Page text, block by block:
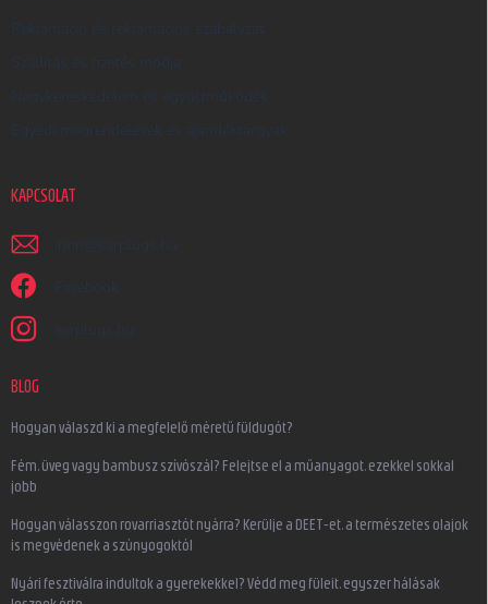
Reklamáció és reklamációs szabályzat
Szállítás és fizetés módja
Nagykereskedelem és együttműködés
Egyedi megrendelések és ajándéktárgyak
KAPCSOLAT
irjon @ earplugs.hu
Facebook
earplugs.hu
BLOG
Hogyan válaszd ki a megfelelő méretű füldugót?
Fém, üveg vagy bambusz szívószál? Felejtse el a műanyagot, ezekkel sokkal
jobb
Hogyan válasszon rovarriasztót nyárra? Kerülje a DEET-et, a természetes olajok
is megvédenek a szúnyogoktól
Nyári fesztiválra indultok a gyerekekkel? Védd meg füleit, egyszer hálásak